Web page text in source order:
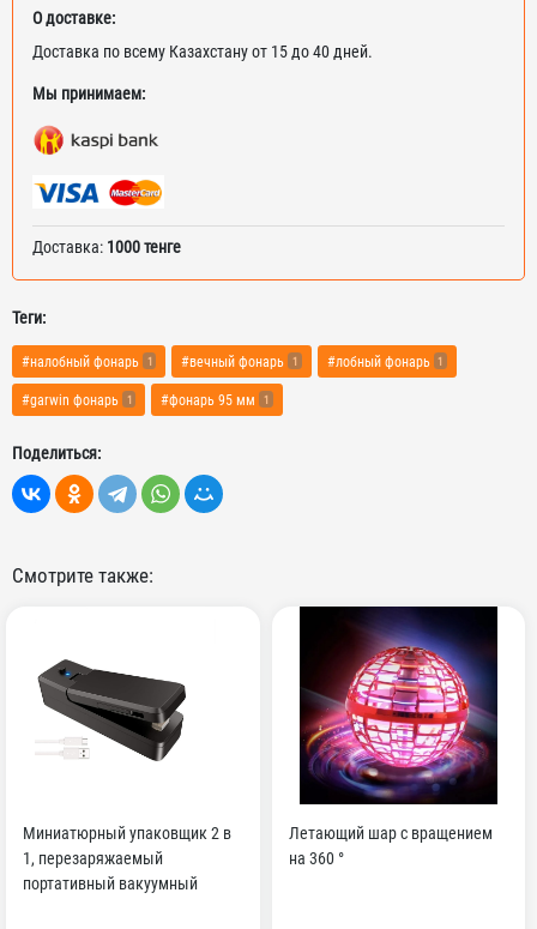
О доставке:
Доставка по всему Казахстану от 15 до 40 дней.
Мы принимаем:
Доставка: 1000 тенге
Теги:
#налобный фонарь 1 #вечный фонарь 1 #лобный фонарь 1
#garwin фонарь 1 #фонарь 95 мм 1
Поделиться:
Смотрите также:
Миниатюрный упаковщик 2 в
1, перезаряжаемый
портативный вакуумный
Летающий шар с вращением
на 360 °